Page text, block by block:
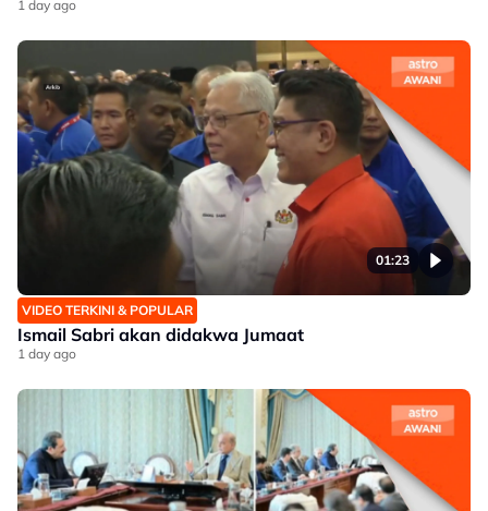
1 day ago
01:23
VIDEO TERKINI & POPULAR
Ismail Sabri akan didakwa Jumaat
1 day ago